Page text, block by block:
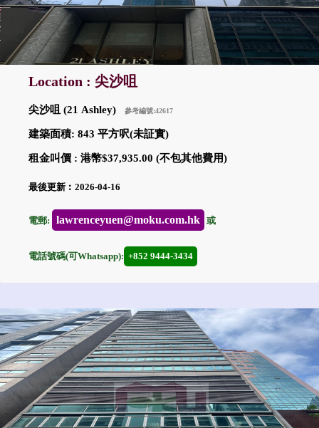
Location : 尖沙咀
尖沙咀 (21 Ashley) 參考編號:42617
建築面積: 843 平方呎(未証實)
租金叫價 : 港幣$37,935.00 (不包其他費用)
最後更新︰2026-04-16
電郵: lawrenceyuen@moku.com.hk 或
電話號碼(可Whatsapp): +852 9444-3434